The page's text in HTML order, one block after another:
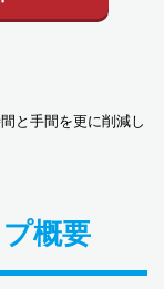
と手間を更に削減し
概要